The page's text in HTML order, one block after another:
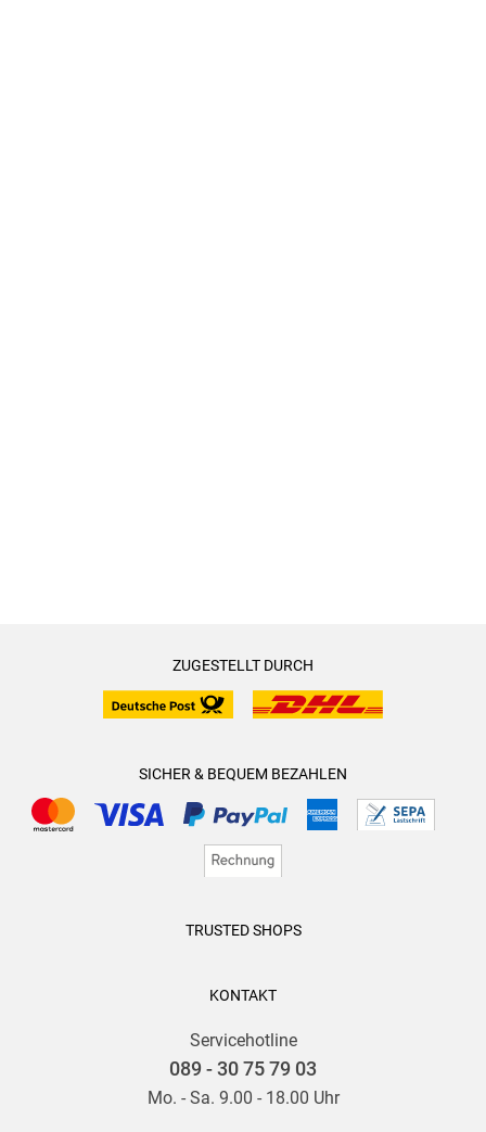
ZUGESTELLT DURCH
SICHER & BEQUEM BEZAHLEN
TRUSTED SHOPS
KONTAKT
Servicehotline
089 - 30 75 79 03
Mo. - Sa. 9.00 - 18.00 Uhr